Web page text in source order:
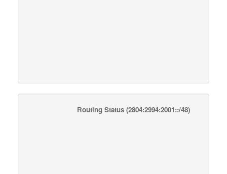
Routing Status (2804:2994:2001::/48)